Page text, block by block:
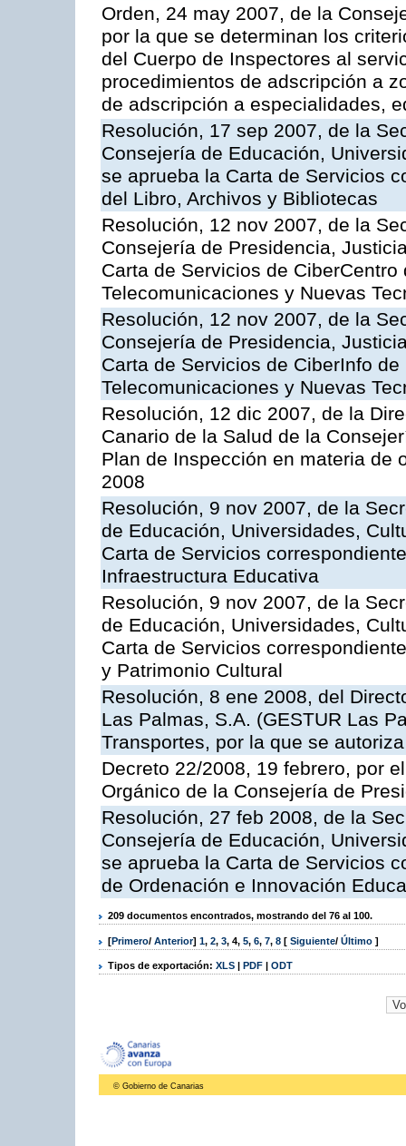
Orden, 24 may 2007, de la
por la que se determinan los
del Cuerpo de Inspectores al
procedimientos de adscripción a
de adscripción a especialidades,
Resolución, 17 sep 2007, de la
Consejería de Educación,
se aprueba la Carta de Servicios
del Libro, Archivos y Bibliotecas
Resolución, 12 nov 2007, de la
Consejería de Presidencia,
Carta de Servicios de
Telecomunicaciones y Nuevas
Resolución, 12 nov 2007, de la
Consejería de Presidencia,
Carta de Servicios de CiberInfo
Telecomunicaciones y Nuevas
Resolución, 12 dic 2007, de la
Canario de la Salud de la
Plan de Inspección en materia de
2008
Resolución, 9 nov 2007, de la
de Educación, Universidades,
Carta de Servicios
Infraestructura Educativa
Resolución, 9 nov 2007, de la
de Educación, Universidades,
Carta de Servicios
y Patrimonio Cultural
Resolución, 8 ene 2008, del
Las Palmas, S.A. (GESTUR Las
Transportes, por la que se
Decreto 22/2008, 19 febrero, por
Orgánico de la Consejería de
Resolución, 27 feb 2008, de la
Consejería de Educación,
se aprueba la Carta de Servicios
de Ordenación e Innovación
209 documentos encontrados, mostrando del 76 al 100.
[Primero/ Anterior] 1, 2, 3, 4, 5, 6, 7, 8 [ Siguiente/ Último ]
Tipos de exportación: XLS | PDF | ODT
© Gobierno de Canarias